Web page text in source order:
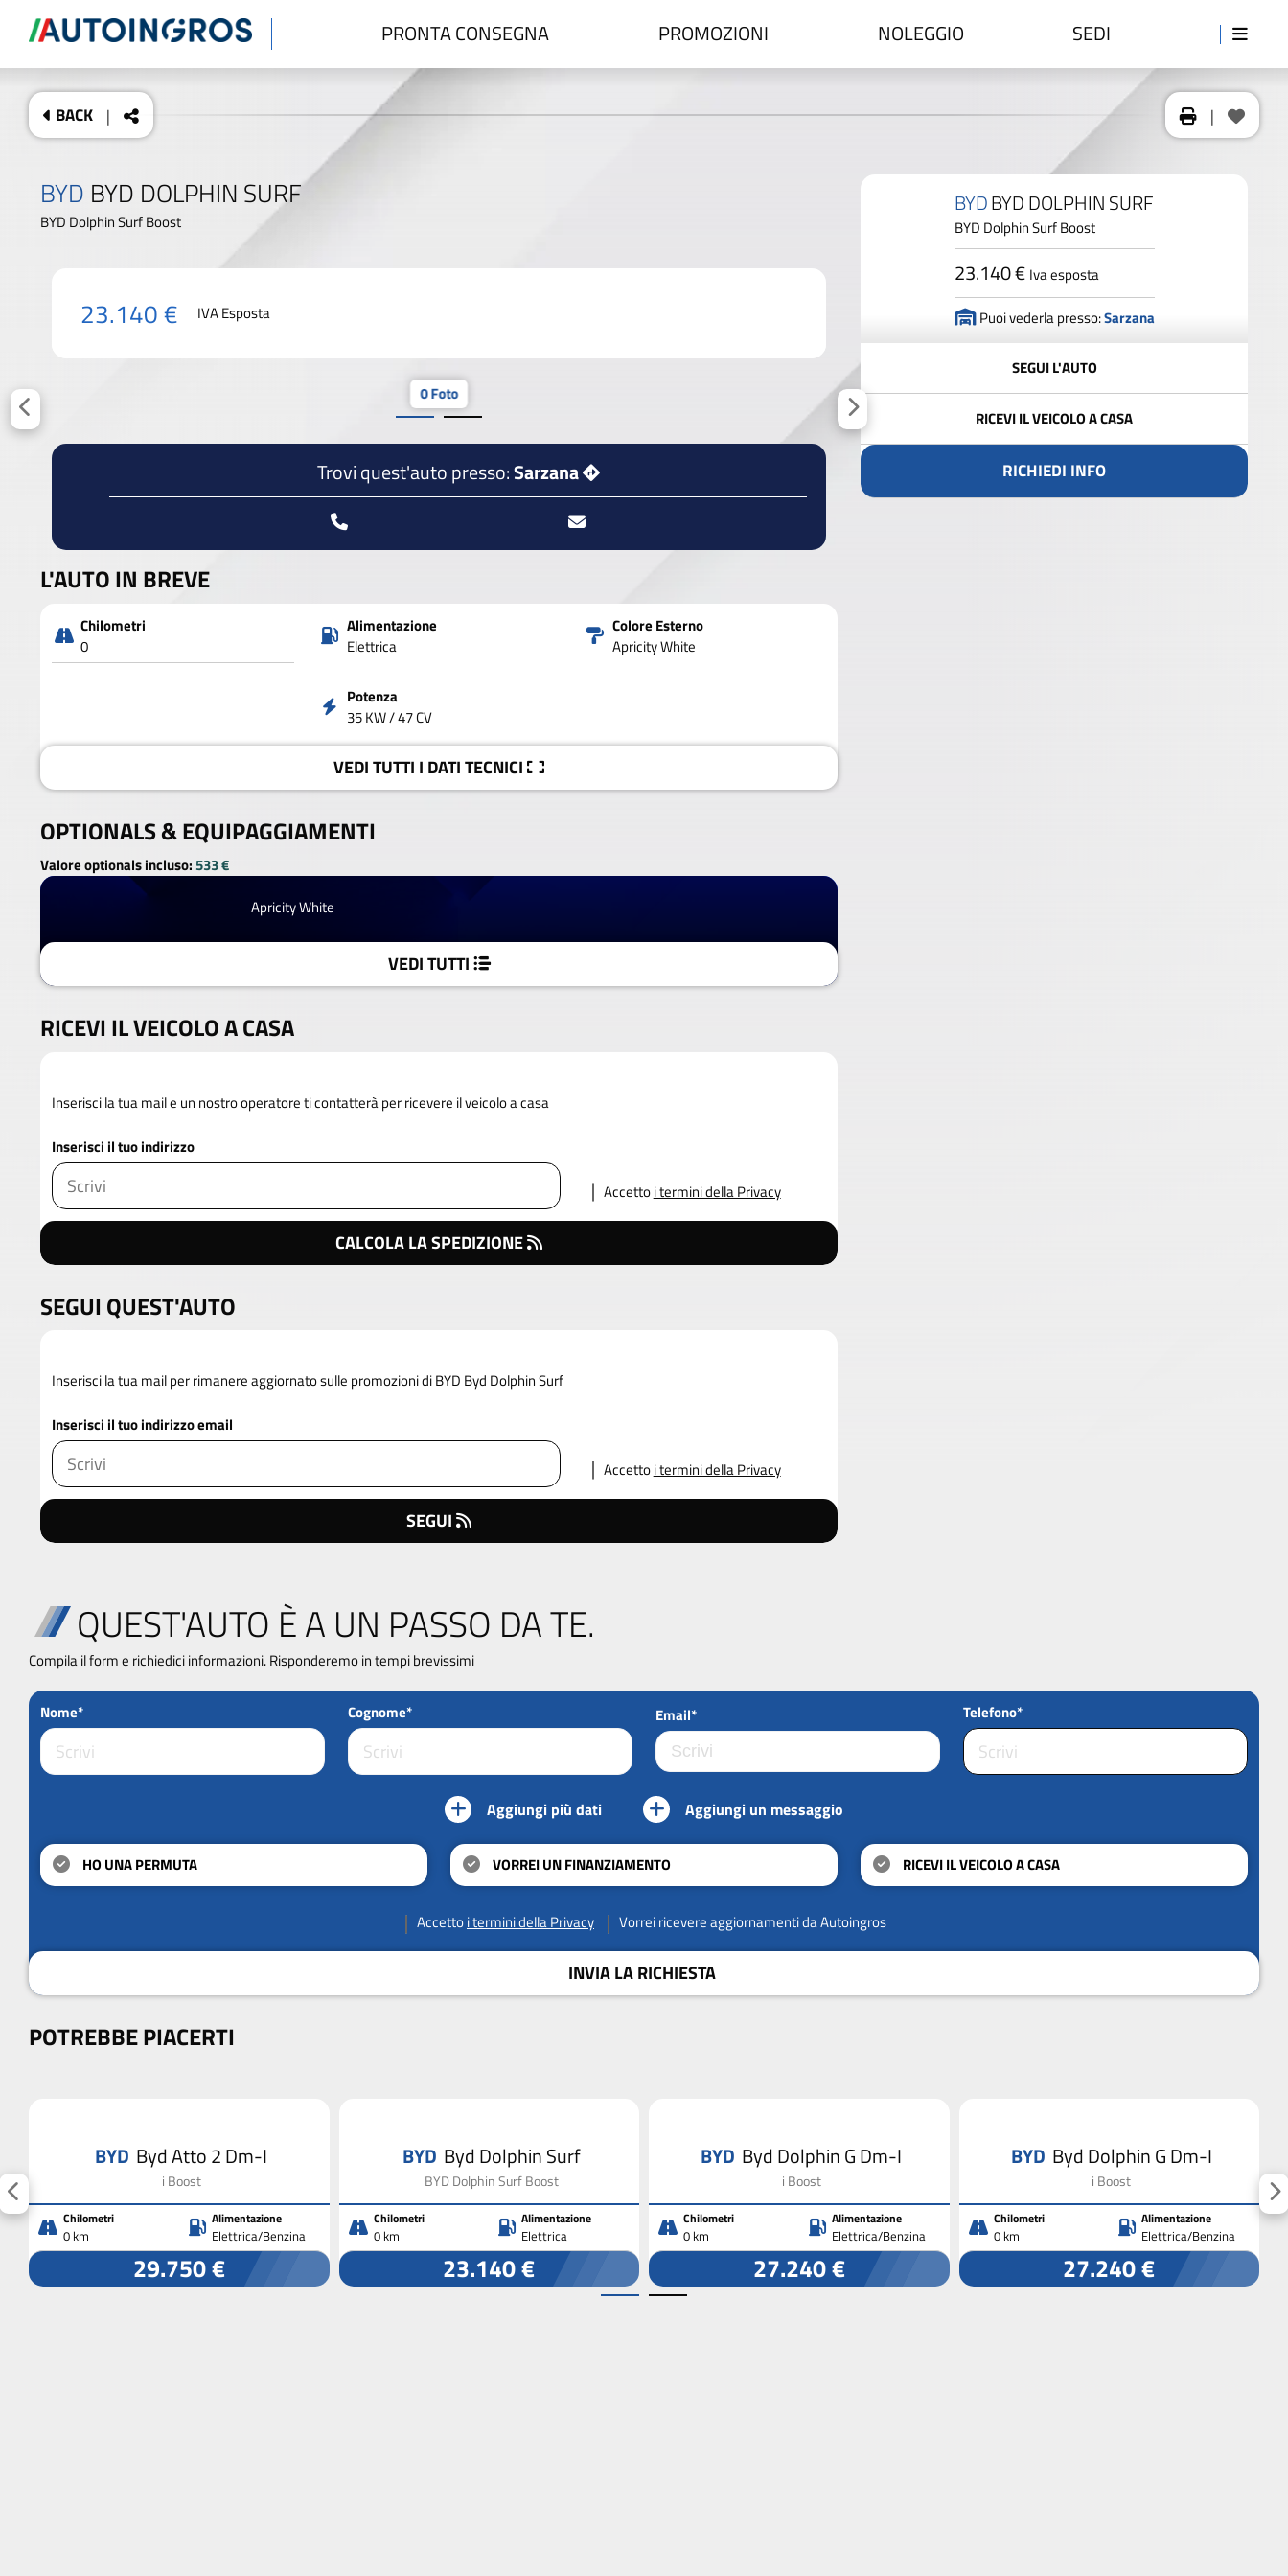
PRONTA CONSEGNA PROMOZIONI NOLEGGIO SEDI
BACK | |
BYD BYD DOLPHIN SURF
BYD Dolphin Surf Boost
23.140 € IVA Esposta
0 Foto
Trovi quest'auto presso:Sarzana
L'AUTO IN BREVE
Chilometri
0
Alimentazione
Elettrica
Colore Esterno
Apricity White
Potenza
35 KW / 47 CV
VEDITUTTI I DATITECNICI
OPTIONALS &EQUIPAGGIAMENTI
Valore optionals incluso:533 €
Apricity White
VEDI TUTTI
RICEVI IL VEICOLO A CASA
Inserisci la tua mail e un nostro operatore ti contatterà per ricevere il veicolo a casa
Inserisci il tuo indirizzo
Accettoi termini della Privacy
CALCOLA LA SPEDIZIONE
SEGUI QUEST'AUTO
Inserisci la tua mail per rimanere aggiornato sulle promozioni di BYD Byd Dolphin Surf
Inserisci il tuo indirizzo email
Accettoi termini della Privacy
SEGUI
BYDBYD DOLPHIN SURF
BYD Dolphin Surf Boost
23.140 € Iva esposta
Puoi vederla presso:Sarzana
SEGUI L'AUTO
RICEVI IL VEICOLO A CASA
RICHIEDI INFO
QUEST'AUTO È A UN PASSO DA TE.
Compila il form e richiedici informazioni. Risponderemo in tempi brevissimi
Nome* Cognome* Email* Telefono*
Aggiungi più dati Aggiungi un messaggio
HO UNA PERMUTA VORREI UN FINANZIAMENTO RICEVI IL VEICOLO A CASA
Accettoi termini della Privacy Vorrei ricevere aggiornamenti da Autoingros
INVIA LA RICHIESTA
POTREBBE PIACERTI
BYD Byd Atto 2 Dm-I
i Boost
Chilometri
0 km
Alimentazione
Elettrica/Benzina
29.750 €
BYD Byd Dolphin Surf
BYD Dolphin Surf Boost
Chilometri
0 km
Alimentazione
Elettrica
23.140 €
BYD Byd Dolphin G Dm-I
i Boost
Chilometri
0 km
Alimentazione
Elettrica/Benzina
27.240 €
BYD Byd Dolphin G Dm-I
i Boost
Chilometri
0 km
Alimentazione
Elettrica/Benzina
27.240 €